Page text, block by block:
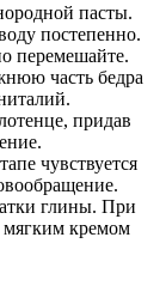
пасты.
постепенно.
перемешайте.
часть бедра
придав
чувствуется
глины. При
мягким кремом